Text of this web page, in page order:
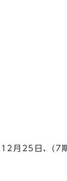
月25日、(7